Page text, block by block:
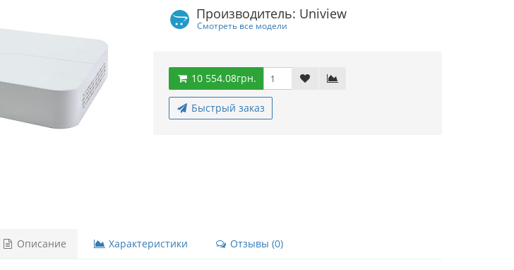
Производитель: Uniview
Смотреть все модели
10 554.08грн.
Быстрый заказ
Описание Характеристики Отзывы (0)